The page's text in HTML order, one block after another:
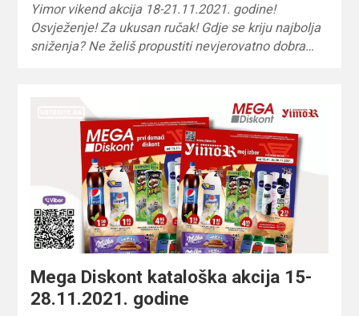
Yimor vikend akcija 18-21.11.2021. godine!
Osvježenje! Za ukusan ručak! Gdje se kriju najbolja
sniženja? Ne želiš propustiti nevjerovatno dobra…
Mega Diskont kataloška akcija 15-
28.11.2021. godine